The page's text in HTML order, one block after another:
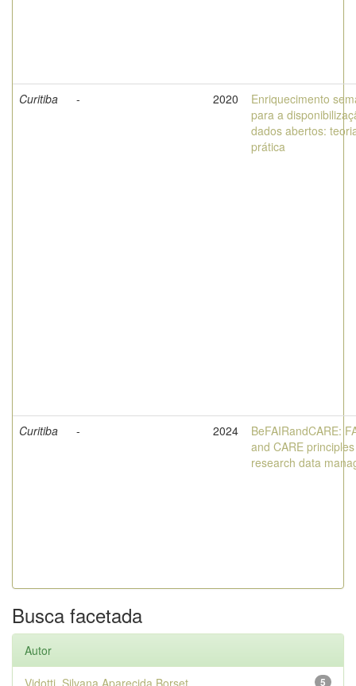
Curitiba - 2020
Enriquecimento
para a
dados abertos:
prática
Curitiba - 2024
BeFAIRandCARE:
and CARE
research data
Busca facetada
Autor
5
Vidotti, Silvana Aparecida Borset...